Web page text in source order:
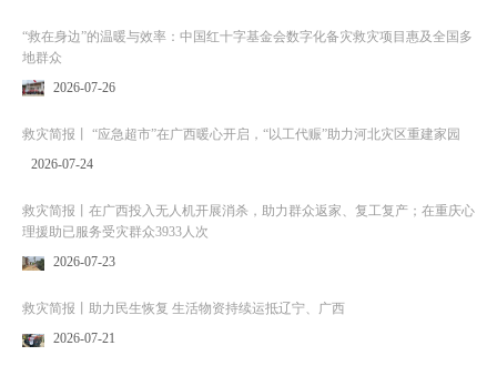
“救在身边”的温暖与效率：中国红十字基金会数字化备灾救灾项目惠及全国多
地群众
2026-07-26
救灾简报丨 “应急超市”在广西暖心开启，“以工代赈”助力河北灾区重建家园
2026-07-24
救灾简报丨在广西投入无人机开展消杀，助力群众返家、复工复产；在重庆心
理援助已服务受灾群众3933人次
2026-07-23
救灾简报丨助力民生恢复 生活物资持续运抵辽宁、广西
2026-07-21